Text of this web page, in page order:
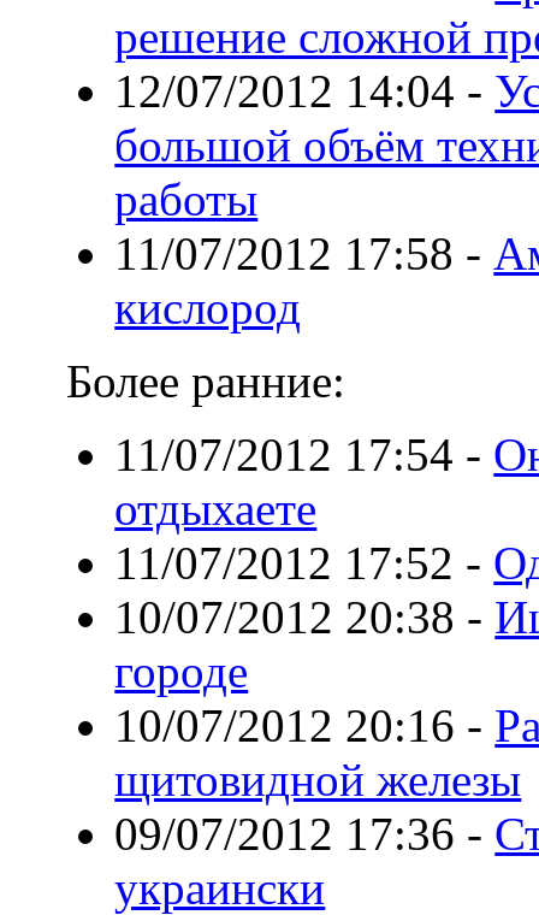
решение сложной
12/07/2012 14:04 -
большой объём
работы
11/07/2012 17:58 -
кислород
Более ранние:
11/07/2012 17:54 -
отдыхаете
11/07/2012 17:52 -
10/07/2012 20:38 -
городе
10/07/2012 20:16 -
щитовидной железы
09/07/2012 17:36 -
украински